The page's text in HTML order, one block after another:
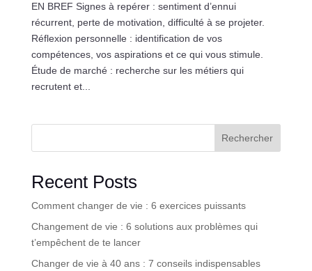
EN BREF Signes à repérer : sentiment d’ennui
récurrent, perte de motivation, difficulté à se projeter.
Réflexion personnelle : identification de vos
compétences, vos aspirations et ce qui vous stimule.
Étude de marché : recherche sur les métiers qui
recrutent et...
Rechercher
Recent Posts
Comment changer de vie : 6 exercices puissants
Changement de vie : 6 solutions aux problèmes qui
t’empêchent de te lancer
Changer de vie à 40 ans : 7 conseils indispensables